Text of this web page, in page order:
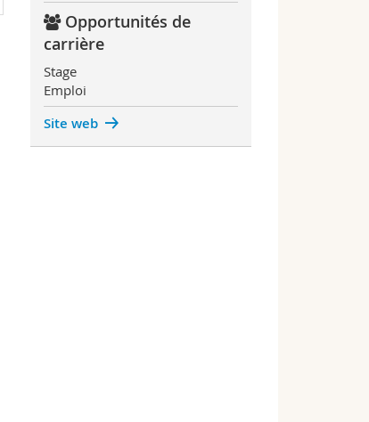
Opportunités de
carrière
Stage
Emploi
Site web